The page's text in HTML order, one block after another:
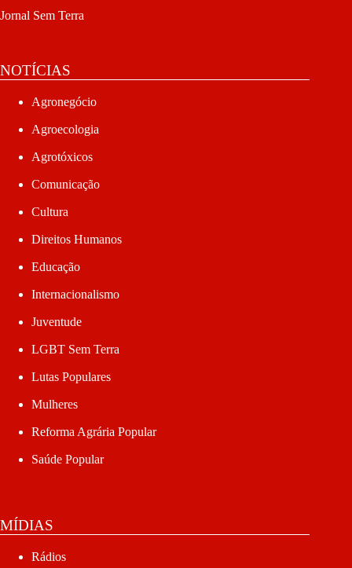
Jornal Sem Terra
NOTÍCIAS
Agronegócio
Agroecologia
Agrotóxicos
Comunicação
Cultura
Direitos Humanos
Educação
Internacionalismo
Juventude
LGBT Sem Terra
Lutas Populares
Mulheres
Reforma Agrária Popular
Saúde Popular
MÍDIAS
Rádios